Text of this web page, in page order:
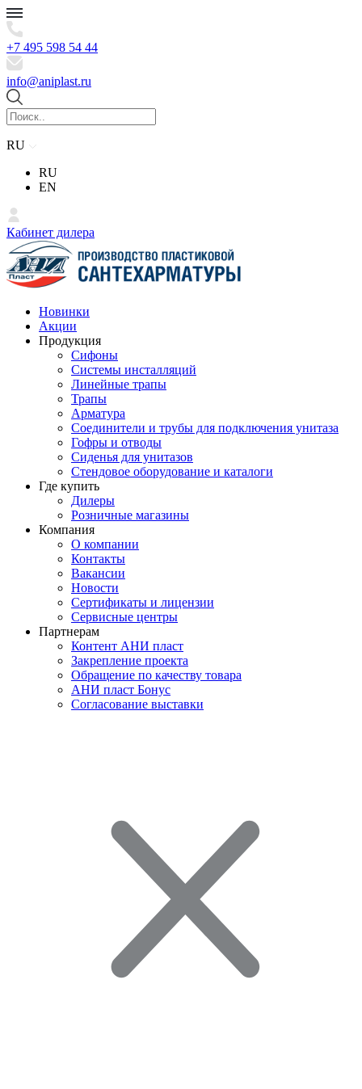
+7 495 598 54 44
info@aniplast.ru
RU
RU
EN
Кабинет дилера
Новинки
Акции
Продукция
Сифоны
Системы инсталляций
Линейные трапы
Трапы
Арматура
Соединители и трубы для подключения унитаза
Гофры и отводы
Сиденья для унитазов
Стендовое оборудование и каталоги
Где купить
Дилеры
Розничные магазины
Компания
О компании
Контакты
Вакансии
Новости
Сертификаты и лицензии
Сервисные центры
Партнерам
Контент АНИ пласт
Закрепление проекта
Обращение по качеству товара
АНИ пласт Бонус
Согласование выставки